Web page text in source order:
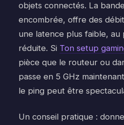
objets connectés. La
encombrée, offre des
une latence plus faible, au
réduite. Si Ton setup
pièce que le routeur ou
passe en 5 GHz
le ping peut être
Un conseil pratique :